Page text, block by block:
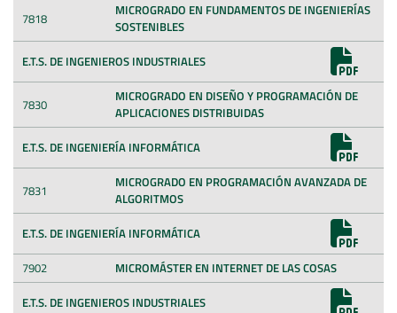
7818
MICROGRADO EN FUNDAMENTOS DE INGENIERÍAS
SOSTENIBLES
E.T.S. DE INGENIEROS INDUSTRIALES
7830
MICROGRADO EN DISEÑO Y PROGRAMACIÓN DE
APLICACIONES DISTRIBUIDAS
E.T.S. DE INGENIERÍA INFORMÁTICA
7831
MICROGRADO EN PROGRAMACIÓN AVANZADA DE
ALGORITMOS
E.T.S. DE INGENIERÍA INFORMÁTICA
7902
MICROMÁSTER EN INTERNET DE LAS COSAS
E.T.S. DE INGENIEROS INDUSTRIALES